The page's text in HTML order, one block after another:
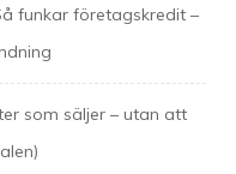
funkar företagskredit –
som säljer – utan att